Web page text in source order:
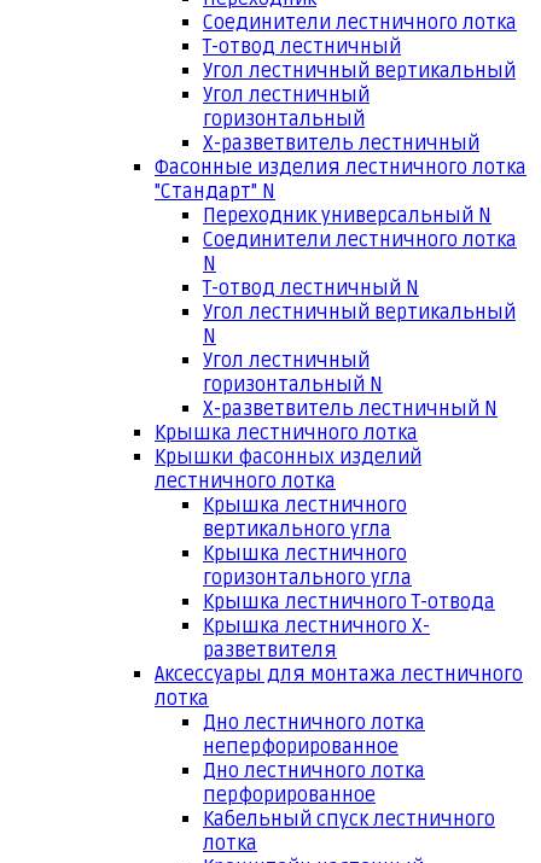
Соединители лестничного лотка
Т-отвод лестничный
Угол лестничный вертикальный
Угол лестничный
горизонтальный
Х-разветвитель лестничный
Фасонные изделия лестничного лотка
"Стандарт" N
Переходник универсальный N
Соединители лестничного лотка
N
Т-отвод лестничный N
Угол лестничный вертикальный
N
Угол лестничный
горизонтальный N
Х-разветвитель лестничный N
Крышка лестничного лотка
Крышки фасонных изделий
лестничного лотка
Крышка лестничного
вертикального угла
Крышка лестничного
горизонтального угла
Крышка лестничного Т-отвода
Крышка лестничного Х-
разветвителя
Аксессуары для монтажа лестничного
лотка
Дно лестничного лотка
неперфорированное
Дно лестничного лотка
перфорированное
Кабельный спуск лестничного
лотка